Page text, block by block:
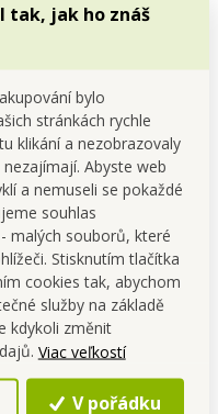
tak, jak ho znáš
bylo
stránkách rychle
klikání a nezobrazovaly
Abyste web
a nemuseli se pokaždé
souhlas
malých souborů, které
Stisknutím tlačítka
cookies tak, abychom
služby na základě
kdykoli změnit
Viac veľkostí
V pořádku
1,7 cm
mezi světýlka, aby vynikly
, kde krásně rozzáří zimní
aranžmájako
kolekceLEDOVÉ
efekt.